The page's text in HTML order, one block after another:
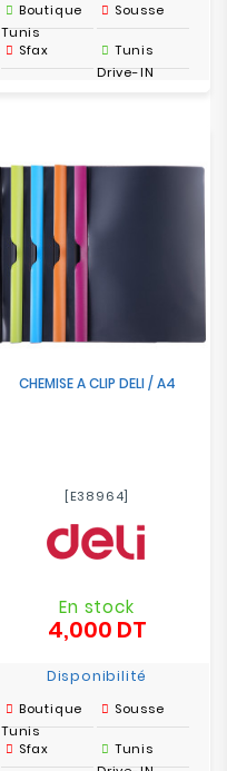
Boutique
Tunis
Sousse
Sfax
Tunis
Drive-IN
CHEMISE A CLIP DELI / A4
[E38964]
En stock
4,000 DTPrix
Disponibilité
Boutique
Tunis
Sousse
Sfax
Tunis